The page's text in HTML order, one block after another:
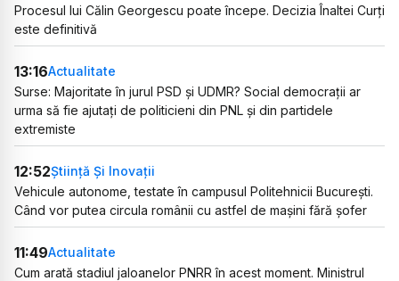
Procesul lui Călin Georgescu poate începe. Decizia Înaltei Curți
este definitivă
13:16Actualitate
Surse: Majoritate în jurul PSD și UDMR? Social democrații ar
urma să fie ajutați de politicieni din PNL și din partidele
extremiste
12:52Știință Și Inovații
Vehicule autonome, testate în campusul Politehnicii București.
Când vor putea circula românii cu astfel de mașini fără șofer
11:49Actualitate
Cum arată stadiul jaloanelor PNRR în acest moment. Ministrul